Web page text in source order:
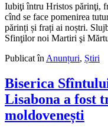
Iubiţi întru Hristos părinţi,
cînd se face pomenirea
părinți și frați ai noștri.
Sfinţilor noi Martiri şi
Publicat în Anunțuri, Știri
Biserica
Lisabona a fost
moldovenești